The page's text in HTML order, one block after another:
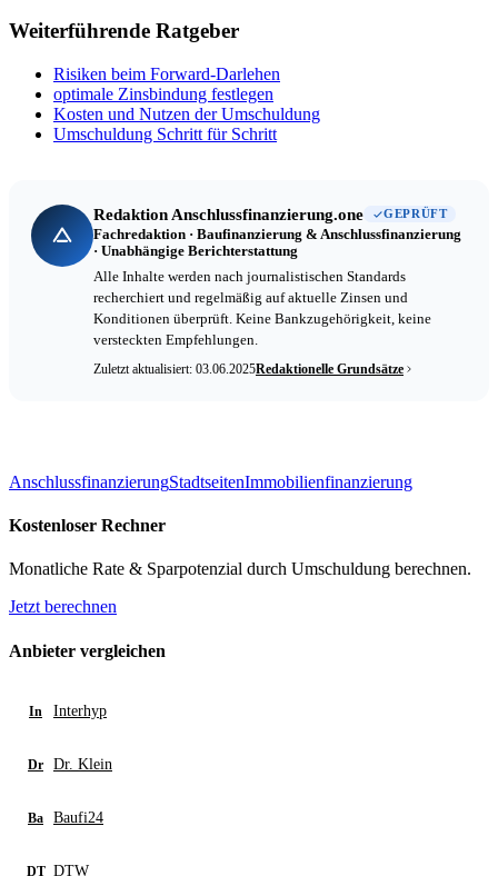
Weiterführende Ratgeber
Risiken beim Forward-Darlehen
optimale Zinsbindung festlegen
Kosten und Nutzen der Umschuldung
Umschuldung Schritt für Schritt
Redaktion Anschlussfinanzierung.one GEPRÜFT
Fachredaktion · Baufinanzierung & Anschlussfinanzierung
· Unabhängige Berichterstattung
Alle Inhalte werden nach journalistischen Standards
recherchiert und regelmäßig auf aktuelle Zinsen und
Konditionen überprüft. Keine Bankzugehörigkeit, keine
versteckten Empfehlungen.
Zuletzt aktualisiert: 03.06.2025Redaktionelle Grundsätze
AnschlussfinanzierungStadtseitenImmobilienfinanzierung
Kostenloser Rechner
Monatliche Rate & Sparpotenzial durch Umschuldung berechnen.
Jetzt berechnen
Anbieter vergleichen
In Interhyp
Dr Dr. Klein
Ba Baufi24
DT DTW